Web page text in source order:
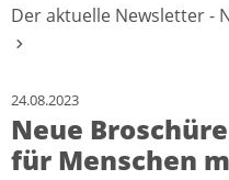
Der aktuelle Newsletter -
24.08.2023
Neue
für Menschen